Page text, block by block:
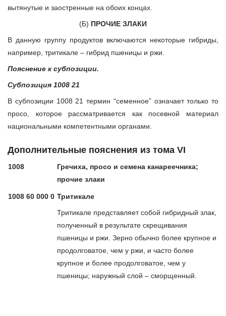
вытянутые и заостренные на обоих концах.
(Б) ПРОЧИЕ ЗЛАКИ
В данную группу продуктов включаются некоторые гибриды,
например, тритикале – гибрид пшеницы и ржи.
Пояснение к субпозиции.
Субпозиция 1008 21
В субпозиции 1008 21 термин “семенное” означает только то
просо, которое рассматривается как посевной материал
национальными компетентными органами.
Дополнительные пояснения из тома VI
1008
Гречиха, просо и семена канареечника;
прочие злаки
1008 60 000 0 Тритикале
Тритикале представляет собой гибридный злак,
полученный в результате скрещивания
пшеницы и ржи. Зерно обычно более крупное и
продолговатое, чем у ржи, и часто более
крупное и более продолговатое, чем у
пшеницы; наружный слой – сморщенный.